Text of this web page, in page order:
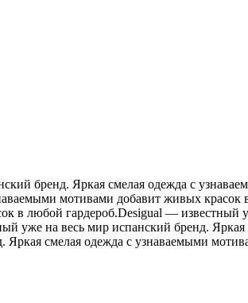
бренд. Яркая смелая одежда с
мотивами добавит живых
в любой гардероб.Desigual —
уже на весь мир испанский бренд.
Яркая смелая одежда с узнаваемыми